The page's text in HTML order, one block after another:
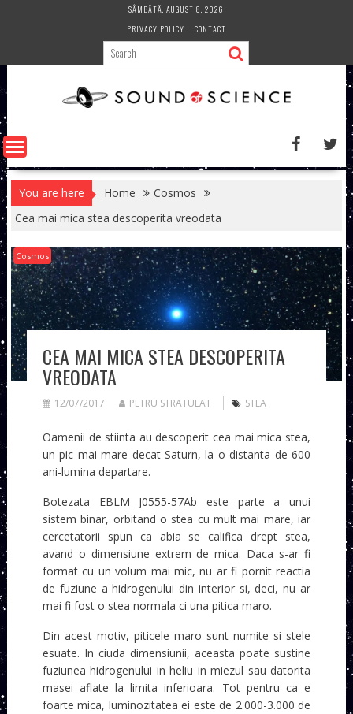
SÂMBĂTĂ, AUGUST 8, 2026
PRIVACY POLICY
CONTACT
You are here Home
Cosmos
Cea mai mica stea descoperita vreodata
Cosmos
CEA MAI MICA STEA DESCOPERITA
VREODATA
12/07/2017 PETRU STRATULAT STEA
Oamenii de stiinta au descoperit cea mai mica stea,
un pic mai mare decat Saturn, la o distanta de 600
ani-lumina departare.
Botezata EBLM J0555-57Ab este parte a unui
sistem binar, orbitand o stea cu mult mai mare, iar
cercetatorii spun ca abia se califica drept stea,
avand o dimensiune extrem de mica. Daca s-ar fi
format cu un volum mai mic, nu ar fi pornit reactia
de fuziune a hidrogenului din interior si, deci, nu ar
mai fi fost o stea normala ci una pitica maro.
Din acest motiv, piticele maro sunt numite si stele
esuate. In ciuda dimensiunii, aceasta poate sustine
fuziunea hidrogenului in heliu in miezul sau datorita
masei aflate la limita inferioara. Tot pentru ca e
foarte mica, luminozitatea ei este de 2.000-3.000 de